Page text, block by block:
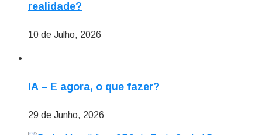
realidade?
10 de Julho, 2026
IA – E agora, o que fazer?
29 de Junho, 2026